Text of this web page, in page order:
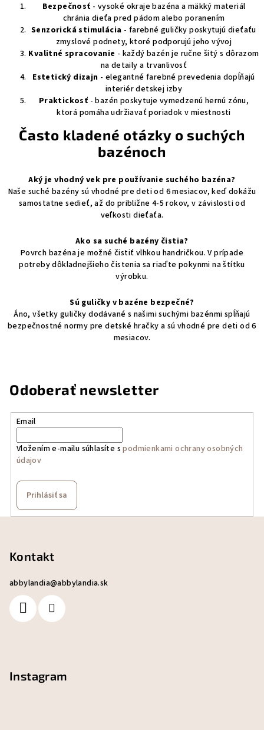
Bezpečnosť - vysoké okraje bazéna a mäkký materiál
chránia dieťa pred pádom alebo poranením
Senzorická stimulácia - farebné guličky poskytujú dieťaťu
zmyslové podnety, ktoré podporujú jeho vývoj
Kvalitné spracovanie - každý bazén je ručne šitý s dôrazom
na detaily a trvanlivosť
Estetický dizajn - elegantné farebné prevedenia dopĺňajú
interiér detskej izby
Praktickosť - bazén poskytuje vymedzenú hernú zónu,
ktorá pomáha udržiavať poriadok v miestnosti
Často kladené otázky o suchých
bazénoch
Aký je vhodný vek pre používanie suchého bazéna?
Naše suché bazény sú vhodné pre deti od 6 mesiacov, keď dokážu
samostatne sedieť, až do približne 4-5 rokov, v závislosti od
veľkosti dieťaťa.
Ako sa suché bazény čistia?
Povrch bazéna je možné čistiť vlhkou handričkou. V prípade
potreby dôkladnejšieho čistenia sa riaďte pokynmi na štítku
výrobku.
Sú guličky v bazéne bezpečné?
Áno, všetky guličky dodávané s našimi suchými bazénmi spĺňajú
bezpečnostné normy pre detské hračky a sú vhodné pre deti od 6
mesiacov.
Odoberať newsletter
Email
Vložením e-mailu súhlasíte spodmienkami ochrany osobných
údajov
Prihlásiť sa
Kontakt
abbylandia@abbylandia.sk
Instagram